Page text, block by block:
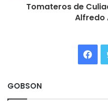
Tomateros de
Alfredo
GOBSON